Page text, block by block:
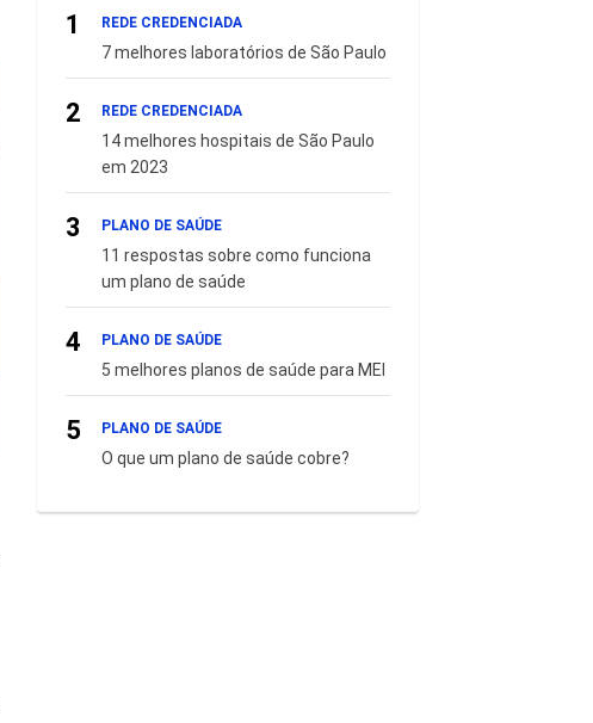
1 REDE CREDENCIADA
7 melhores laboratórios de São Paulo
2 REDE CREDENCIADA
14 melhores hospitais de São Paulo
em 2023
3 PLANO DE SAÚDE
11 respostas sobre como funciona
um plano de saúde
4 PLANO DE SAÚDE
5 melhores planos de saúde para MEI
5 PLANO DE SAÚDE
O que um plano de saúde cobre?